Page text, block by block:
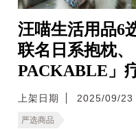
汪喵生活用品6
联名日系抱枕
PACKABLE」
上架日期 2025/09/23
严选商品